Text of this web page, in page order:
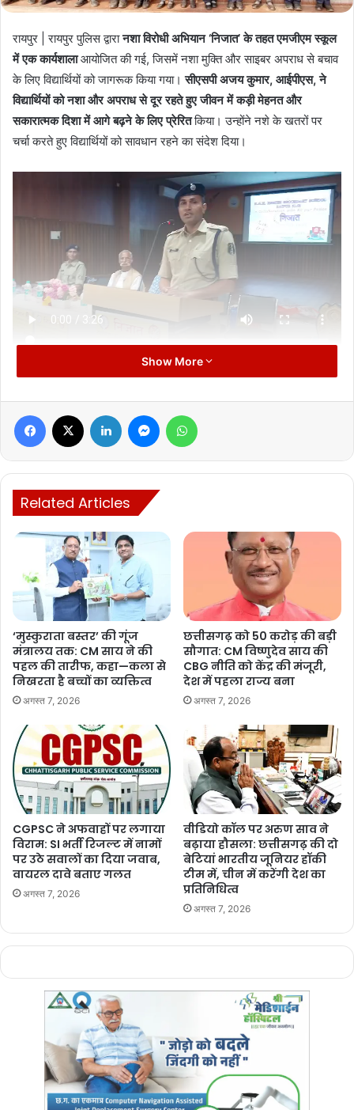
रायपुर | रायपुर पुलिस द्वारानशा विरोधी अभियान ‘निजात’ के तहत एमजीएम स्कूल
में एक कार्यशालाआयोजित की गई, जिसमें नशा मुक्ति और साइबर अपराध से बचाव
के लिए विद्यार्थियों को जागरूक किया गया।सीएसपी अजय कुमार, आईपीएस, ने
विद्यार्थियों को नशा और अपराध से दूर रहते हुए जीवन में कड़ी मेहनत और
सकारात्मक दिशा में आगे बढ़ने के लिए प्रेरितकिया। उन्होंने नशे के खतरों पर
चर्चा करते हुए विद्यार्थियों को सावधान रहने का संदेश दिया।
करते हुए इससे बचने के उपाय बताए
, और समाजसेवी विद्या भूषण सतपत्ती ने
विद्यार्थियों को एक जागरूक नागरिक बनने के लिए प्रेरित किया, ताकि वे समाज को
इस कार्यशाला मेंविभिन्न स्कूलों से आए विद्यार्थियों ने नशा विरोधी ड्रॉइंग, नारा, और
निबंध प्रतियोगिताओं में भाग लिया। अंत में
और मेडल देकर विद्यार्थियों को सम्मानित किया।एमजीएम इंग्लिश हायर सेकेंडरी
स्कूल, गायत्री नगर की प्राचार्य डॉ. लीना आर जेकब ने कार्यक्रम को सफल बनाने
में महत्वपूर्ण योगदान दिया।
Manish Tiwari
Show More
Facebook LinkedIn Messenger
Related Articles
‘मुस्कुराता बस्तर’ की गूंज
मंत्रालय तक: CM साय ने की
पहल की तारीफ, कहा—कला से
निखरता है बच्चों का व्यक्तित्व
अगस्त 7, 2026
छत्तीसगढ़ को 50 करोड़ की बड़ी
सौगात: CM विष्णुदेव साय की
CBG नीति को केंद्र की मंजूरी,
देश में पहला राज्य बना
अगस्त 7, 2026
CGPSC ने अफवाहों पर लगाया
विराम: SI भर्ती रिजल्ट में नामों
पर उठे सवालों का दिया जवाब,
वायरल दावे बताए गलत
अगस्त 7, 2026
वीडियो कॉल पर अरुण साव ने
बढ़ाया हौसला: छत्तीसगढ़ की दो
बेटियां भारतीय जूनियर हॉकी
टीम में, चीन में करेंगी देश का
प्रतिनिधित्व
अगस्त 7, 2026